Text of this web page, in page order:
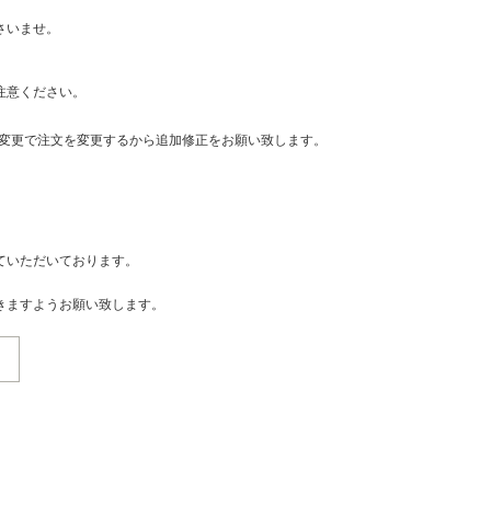
ませ。
ください。
で注文を変更するから追加修正をお願い致します。
ただいております。
すようお願い致します。